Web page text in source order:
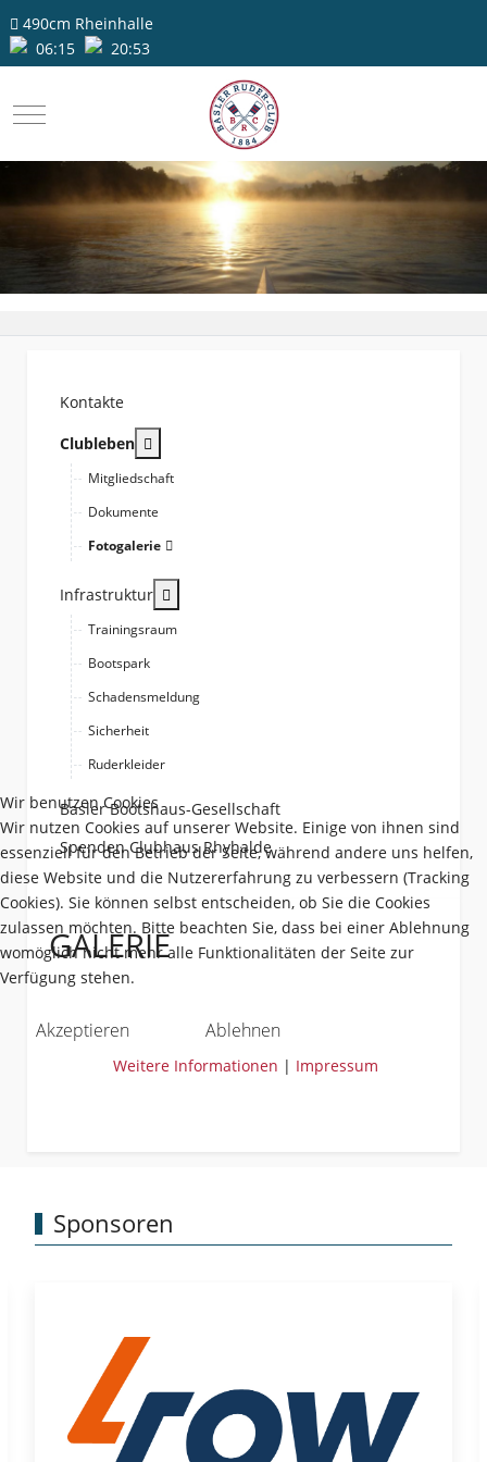
490cm Rheinhalle
06:15
20:53
Mobile Menu Toggle
Kontakte
Clubleben
Mitgliedschaft
Dokumente
Fotogalerie
Infrastruktur
Trainingsraum
Bootspark
Schadensmeldung
Sicherheit
Ruderkleider
Basler Bootshaus-Gesellschaft
Spenden Clubhaus Rhyhalde
GALERIE
Sponsoren
Wir benutzen Cookies
Wir nutzen Cookies auf unserer Website. Einige von ihnen sind
essenziell für den Betrieb der Seite, während andere uns helfen,
diese Website und die Nutzererfahrung zu verbessern (Tracking
Cookies). Sie können selbst entscheiden, ob Sie die Cookies
zulassen möchten. Bitte beachten Sie, dass bei einer Ablehnung
womöglich nicht mehr alle Funktionalitäten der Seite zur
Verfügung stehen.
Akzeptieren Ablehnen
Weitere Informationen | Impressum